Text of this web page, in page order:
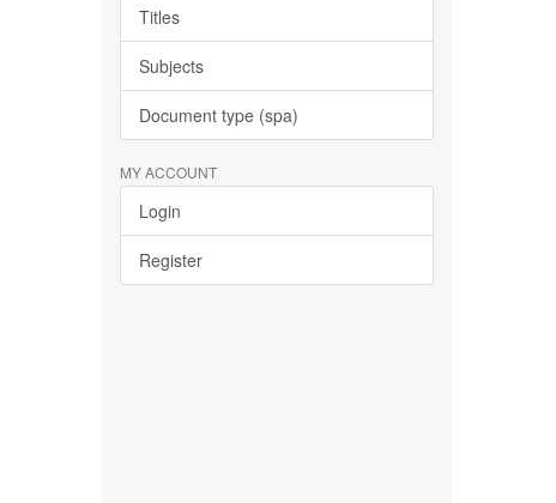
Titles
Subjects
Document type (spa)
MY ACCOUNT
Login
Register